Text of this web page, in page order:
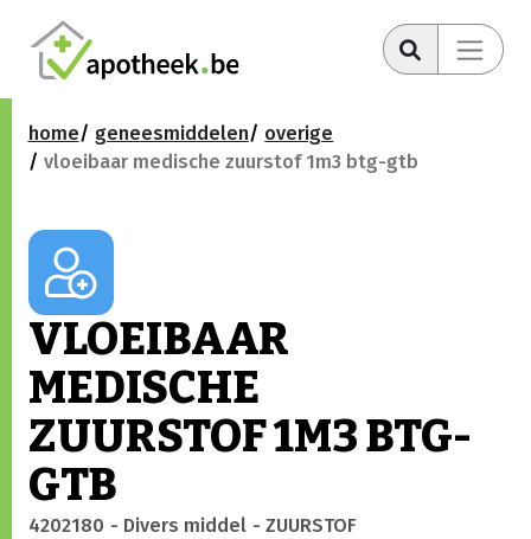
home geneesmiddelen
overige
vloeibaar medische zuurstof 1m3 btg-gtb
VLOEIBAAR
MEDISCHE
ZUURSTOF 1M3 BTG-
GTB
4202180 - Divers middel - ZUURSTOF